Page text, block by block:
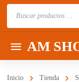
AM
Inicio Tienda